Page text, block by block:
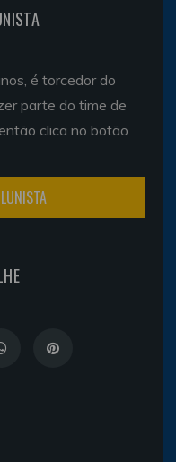
é torcedor do
parte do time de
clica no botão